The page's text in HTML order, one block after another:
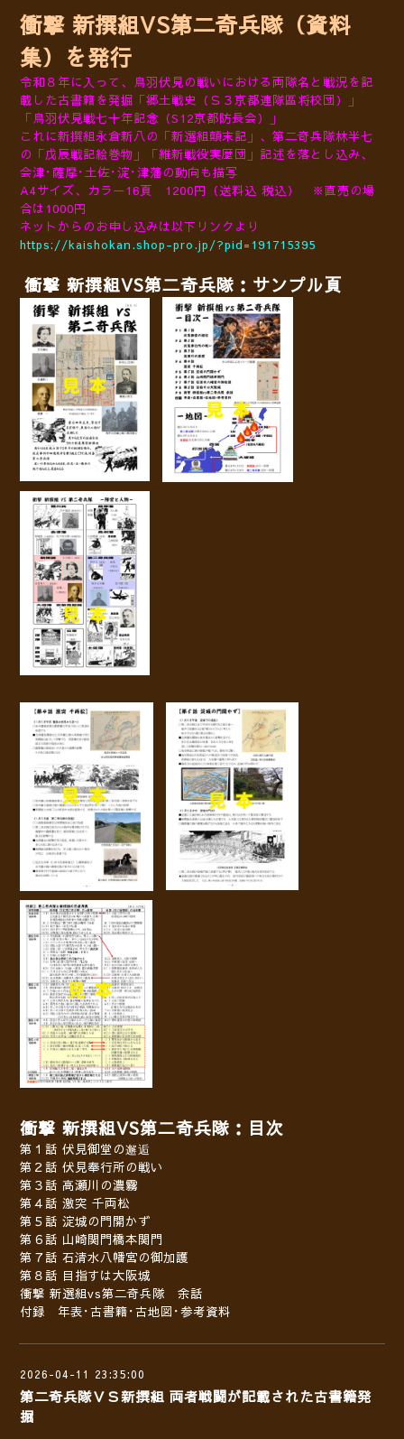
衝撃 新撰組VS第二奇兵隊（資料
集）を発行
令和８年に入って、鳥羽伏見の戦いにおける両隊名と戦況を記
載した古書籍を発掘 「郷土戦史（Ｓ３京都連隊區将校団）」
「鳥羽伏見戦七十年記念（S12京都防長会）
」
これに新撰組永倉新八の「新選組顛末記」、第二奇兵隊林半七
の 「戊辰戦記絵巻物」
「維新戦役実歴団」記述を落とし込み、
会津･薩摩･土佐･淀･津藩の動向も描写
A4サイズ、カラー16頁 1200円（送料込 税込） ※直売の場
合は1000円
ネットからのお申し込みは以下リンクより
https://kaishokan.shop-pro.jp/?pid=191715395
衝撃 新撰組VS第二奇兵隊：サンプル頁
衝撃 新撰組VS第二奇兵隊： 目次
第１話 伏見御堂の邂逅
第２話 伏見奉行所の戦い
第３話 高瀬川の濃霧
第４話 激突 千両松
第５話 淀城の門開かず
第６話 山崎関門橋本関門
第７話 石清水八幡宮の御加護
第８話 目指すは大阪城
衝撃 新選組vs第二奇兵隊 余話
付録 年表･古書籍･古地図･参考資料
2026-04-11 23:35:00
第二奇兵隊ＶＳ新撰組 両者戦闘が記載された古書籍発
掘